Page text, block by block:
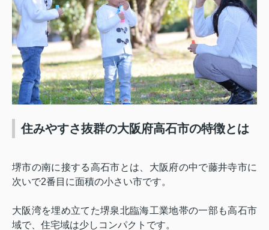
住みやすさ抜群の大阪府高石市の特徴とは
堺市の南に接する高石市とは、大阪府の中で藤井寺市に
次いで2番目に面積の小さい市です。
大阪湾を埋め立てた堺泉北臨海工業地帯の一部も高石市
域で、住宅域は少しコンパクトです。